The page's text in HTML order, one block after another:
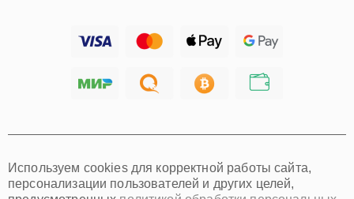
Хабаровск
Иркутск
Омск
Красноярск
Используем cookies для корректной работы сайта,
персонализации пользователей и других целей,